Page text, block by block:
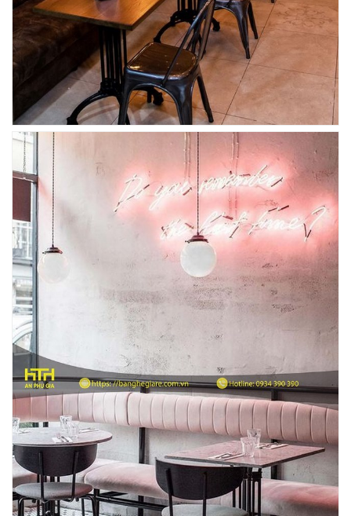
Ghế Ăn nhập khẩu ELLA - Mã SP: GNK05
Liên hệ